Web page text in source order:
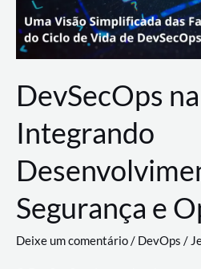
DevSecOps
Integrando
Segurança e
Deixe um comentário/ DevOps /